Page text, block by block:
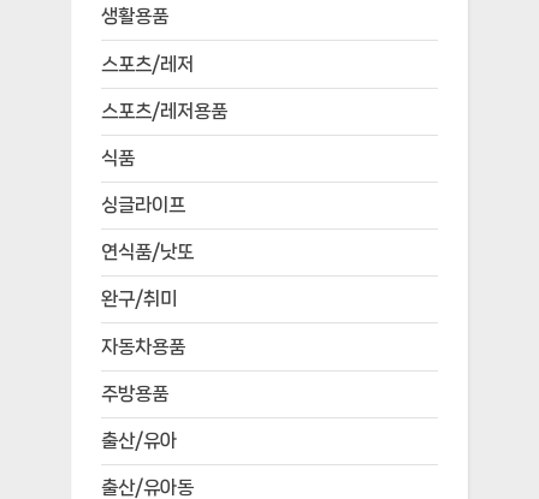
생활용품
스포츠/레저
스포츠/레저용품
식품
싱글라이프
연식품/낫또
완구/취미
자동차용품
주방용품
출산/유아
출산/유아동